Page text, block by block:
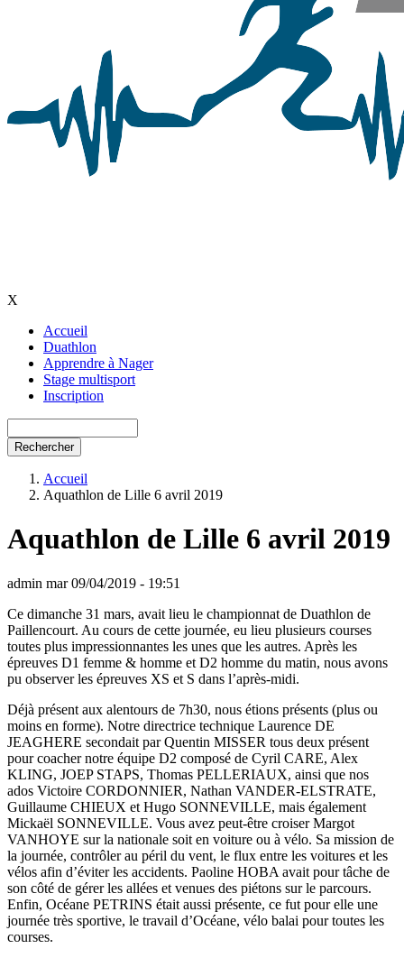
X
Main
navigation
Accueil
Duathlon
Apprendre à Nager
Stage multisport
Inscription
Accueil
Aquathlon de Lille 6 avril 2019
Aquathlon de Lille 6 avril 2019
admin mar 09/04/2019 - 19:51
Ce dimanche 31 mars, avait lieu le championnat de Duathlon de
Paillencourt. Au cours de cette journée, eu lieu plusieurs courses
toutes plus impressionnantes les unes que les autres. Après les
épreuves D1 femme & homme et D2 homme du matin, nous avons
pu observer les épreuves XS et S dans l’après-midi.
Déjà présent aux alentours de 7h30, nous étions présents (plus ou
moins en forme). Notre directrice technique Laurence DE
JEAGHERE secondait par Quentin MISSER tous deux présent
pour coacher notre équipe D2 composé de Cyril CARE, Alex
KLING, JOEP STAPS, Thomas PELLERIAUX, ainsi que nos
ados Victoire CORDONNIER, Nathan VANDER-ELSTRATE,
Guillaume CHIEUX et Hugo SONNEVILLE, mais également
Mickaël SONNEVILLE. Vous avez peut-être croiser Margot
VANHOYE sur la nationale soit en voiture ou à vélo. Sa mission de
la journée, contrôler au péril du vent, le flux entre les voitures et les
vélos afin d’éviter les accidents. Paoline HOBA avait pour tâche de
son côté de gérer les allées et venues des piétons sur le parcours.
Enfin, Océane PETRINS était aussi présente, ce fut pour elle une
journée très sportive, le travail d’Océane, vélo balai pour toutes les
courses.